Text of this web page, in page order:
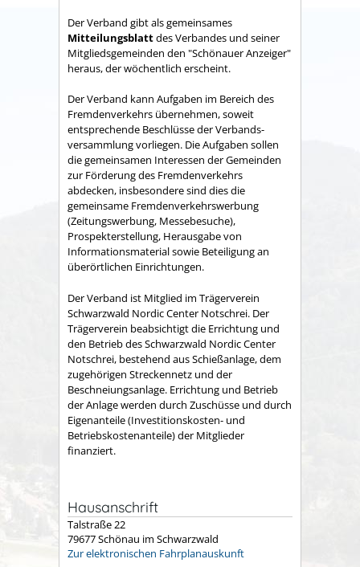
Der Verband gibt als gemeinsames
Mitteilungsblattdes Verbandes und seiner
Mitgliedsgemeinden den "Schönauer Anzeiger"
heraus, der wöchentlich erscheint.
Der Verband kann Aufgaben im Bereich des
Fremdenverkehrs übernehmen, soweit
entsprechende Beschlüsse der Verbands­
versammlung vorliegen. Die Aufgaben sollen
die gemeinsamen Interessen der Gemeinden
zur Förderung des Fremdenverkehrs
abdecken, insbesondere sind dies die
gemeinsame Fremden­verkehrswerbung
(Zeitungswerbung, Messebesuche),
Prospekter­stellung, Herausgabe von
Informationsmaterial sowie Betei­ligung an
überörtlichen Einrichtungen.
Der Verband ist Mitglied im Trägerverein
Schwarzwald Nordic Center Notschrei. Der
Trägerverein beabsichtigt die Errichtung und
den Betrieb des Schwarzwald Nordic Center
Notschrei, bestehend aus Schießanlage, dem
zugehörigen Streckennetz und der
Beschneiungsanlage. Errichtung und Betrieb
der Anlage werden durch Zuschüsse und durch
Eigenanteile (Investitionskosten- und
Betriebskostenanteile) der Mitglieder
finanziert.
Hausanschrift
Talstraße 22
79677Schönau im Schwarzwald
Zur elektronischen Fahrplanauskunft